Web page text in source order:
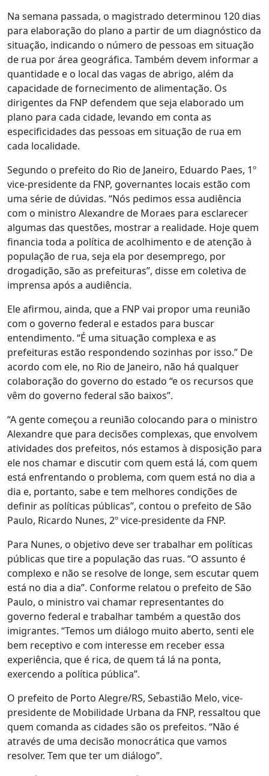
Na semana passada, o magistrado determinou 120 dias
para elaboração do plano a partir de um diagnóstico da
situação, indicando o número de pessoas em situação
de rua por área geográfica. Também devem informar a
quantidade e o local das vagas de abrigo, além da
capacidade de fornecimento de alimentação. Os
dirigentes da FNP defendem que seja elaborado um
plano para cada cidade, levando em conta as
especificidades das pessoas em situação de rua em
cada localidade.
Segundo o prefeito do Rio de Janeiro, Eduardo Paes, 1º
vice-presidente da FNP, governantes locais estão com
uma série de dúvidas. “Nós pedimos essa audiência
com o ministro Alexandre de Moraes para esclarecer
algumas das questões, mostrar a realidade. Hoje quem
financia toda a política de acolhimento e de atenção à
população de rua, seja ela por desemprego, por
drogadição, são as prefeituras”, disse em coletiva de
imprensa após a audiência.
Ele afirmou, ainda, que a FNP vai propor uma reunião
com o governo federal e estados para buscar
entendimento. “É uma situação complexa e as
prefeituras estão respondendo sozinhas por isso.” De
acordo com ele, no Rio de Janeiro, não há qualquer
colaboração do governo do estado “e os recursos que
vêm do governo federal são baixos”.
“A gente começou a reunião colocando para o ministro
Alexandre que para decisões complexas, que envolvem
atividades dos prefeitos, nós estamos à disposição para
ele nos chamar e discutir com quem está lá, com quem
está enfrentando o problema, com quem está no dia a
dia e, portanto, sabe e tem melhores condições de
definir as políticas públicas”, contou o prefeito de São
Paulo, Ricardo Nunes, 2º vice-presidente da FNP.
Para Nunes, o objetivo deve ser trabalhar em políticas
públicas que tire a população das ruas. “O assunto é
complexo e não se resolve de longe, sem escutar quem
está no dia a dia”. Conforme relatou o prefeito de São
Paulo, o ministro vai chamar representantes do
governo federal e trabalhar também a questão dos
imigrantes. “Temos um diálogo muito aberto, senti ele
bem receptivo e com interesse em receber essa
experiência, que é rica, de quem tá lá na ponta,
exercendo a política pública”.
O prefeito de Porto Alegre/RS, Sebastião Melo, vice-
presidente de Mobilidade Urbana da FNP, ressaltou que
quem comanda as cidades são os prefeitos. “Não é
através de uma decisão monocrática que vamos
resolver. Tem que ter um diálogo”.